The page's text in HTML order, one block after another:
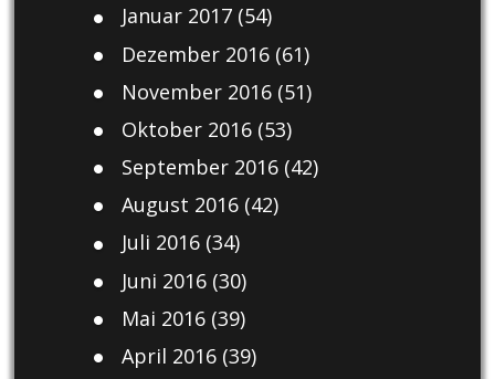
Januar 2017(54)
Dezember 2016(61)
November 2016(51)
Oktober 2016(53)
September 2016(42)
August 2016(42)
Juli 2016(34)
Juni 2016(30)
Mai 2016(39)
April 2016(39)